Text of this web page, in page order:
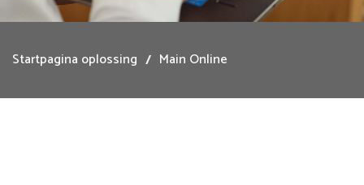
Startpagina oplossing Main Online